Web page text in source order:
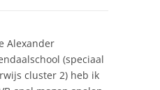
Alexander
(speciaal
cluster 2) heb ik